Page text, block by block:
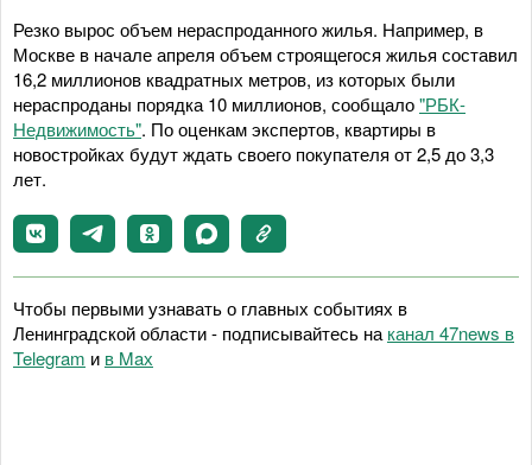
Резко вырос объем нераспроданного жилья. Например, в
Москве в начале апреля объем строящегося жилья составил
16,2 миллионов квадратных метров, из которых были
нераспроданы порядка 10 миллионов, сообщало"РБК-
Недвижимость". По оценкам экспертов, квартиры в
новостройках будут ждать своего покупателя от 2,5 до 3,3
лет.
Чтобы первыми узнавать о главных событиях в
Ленинградской области - подписывайтесь на канал 47news в
Telegram и в Maх